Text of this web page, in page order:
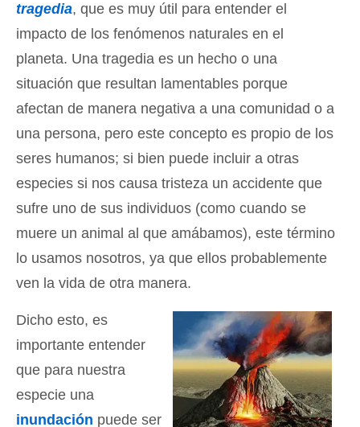
tragedia, que es muy útil para entender el
impacto de los fenómenos naturales en el
planeta. Una tragedia es un hecho o una
situación que resultan lamentables porque
afectan de manera negativa a una comunidad o a
una persona, pero este concepto es propio de los
seres humanos; si bien puede incluir a otras
especies si nos causa tristeza un accidente que
sufre uno de sus individuos (como cuando se
muere un animal al que amábamos), este término
lo usamos nosotros, ya que ellos probablemente
ven la vida de otra manera.
Dicho esto, es
importante entender
que para nuestra
especie una
inundación puede ser